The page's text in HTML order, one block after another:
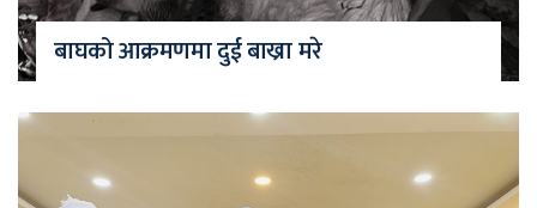
बाघको आक्रमणमा दुई बाख्रा मरे